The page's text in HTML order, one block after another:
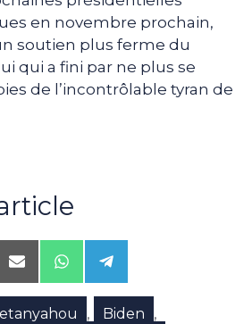
en novembre prochain,
soutien plus ferme du
qui a fini par ne plus se
de l’incontrôlable tyran de
Share
on
Email
Share
on
WhatsApp
Share
on
Telegram
, Biden ,